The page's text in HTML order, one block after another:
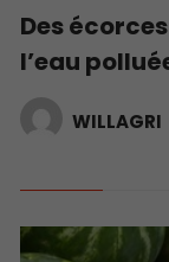
Des
l’eau
WILLAGRI